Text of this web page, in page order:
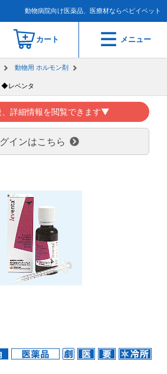
動物病院向け医薬品、医療材ならペピイベット
カート メニュー
動物用 ホルモン剤
◆レベンタ
、詳細情報を閲覧できます▼
インはこちら